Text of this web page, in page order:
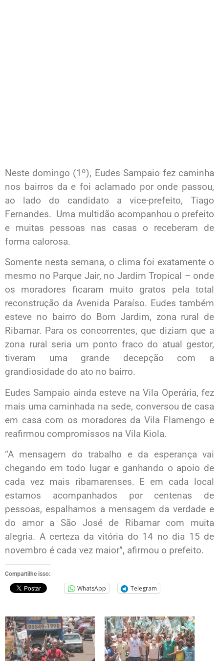
Neste domingo (1º), Eudes Sampaio fez caminha
nos bairros da e foi aclamado por onde passou,
ao lado do candidato a vice-prefeito, Tiago
Fernandes. Uma multidão acompanhou o prefeito
e muitas pessoas nas casas o receberam de
forma calorosa.
Somente nesta semana, o clima foi exatamente o
mesmo no Parque Jair, no Jardim Tropical – onde
os moradores ficaram muito gratos pela total
reconstrução da Avenida Paraíso. Eudes também
esteve no bairro do Bom Jardim, zona rural de
Ribamar. Para os concorrentes, que diziam que a
zona rural seria um ponto fraco do atual gestor,
tiveram uma grande decepção com a
grandiosidade do ato no bairro.
Eudes Sampaio ainda esteve na Vila Operária, fez
mais uma caminhada na sede, conversou de casa
em casa com os moradores da Vila Flamengo e
reafirmou compromissos na Vila Kiola.
“A mensagem do trabalho e da esperança vai
chegando em todo lugar e ganhando o apoio de
cada vez mais ribamarenses. E em cada local
estamos acompanhados por centenas de
pessoas, espalhamos a mensagem da verdade e
do amor a São José de Ribamar com muita
alegria. A certeza da vitória do 14 no dia 15 de
novembro é cada vez maior”, afirmou o prefeito.
Compartilhe isso:
WhatsApp Telegram